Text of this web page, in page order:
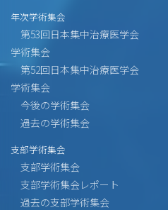
年次学術集会
第53回日本集中治療医学会
学術集会
第52回日本集中治療医学会
学術集会
今後の学術集会
過去の学術集会
支部学術集会
支部学術集会
支部学術集会レポート
過去の支部学術集会